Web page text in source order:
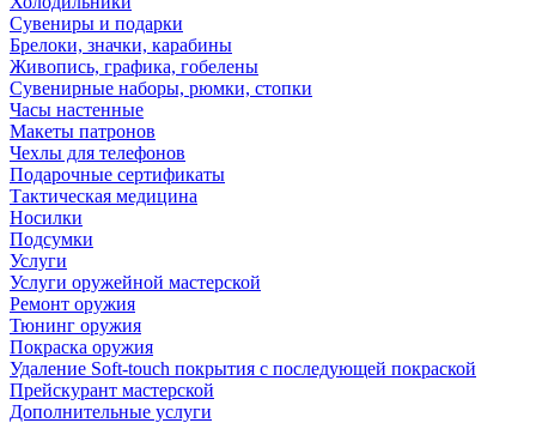
Сувениры и подарки
Брелоки, значки, карабины
Живопись, графика, гобелены
Сувенирные наборы, рюмки, стопки
Часы настенные
Макеты патронов
Чехлы для телефонов
Подарочные сертификаты
Тактическая медицина
Носилки
Подсумки
Услуги
Услуги оружейной мастерской
Ремонт оружия
Тюнинг оружия
Покраска оружия
Удаление Soft-touch покрытия с последующей покраской
Прейскурант мастерской
Дополнительные услуги